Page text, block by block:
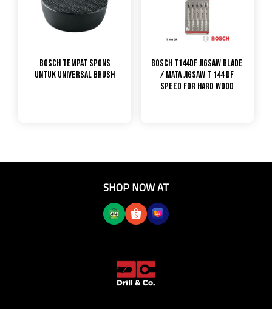
Bosch Tempat Spons
untuk Universal Brush
Bosch T144DF Jigsaw Blade
/ Mata Jigsaw T 144 DF
Speed for Hard Wood
SHOP NOW AT